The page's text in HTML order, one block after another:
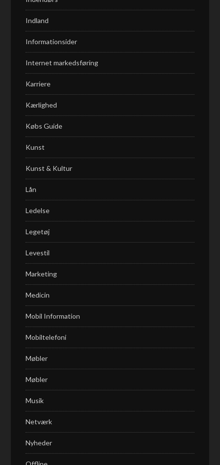
Indland
Informationsider
Internet markedsføring
Karriere
Kærlighed
Købs Guide
Kunst
Kunst & Kultur
Lån
Ledelse
Legetøj
Levestil
Marketing
Medicin
Mobil Information
Mobiltelefoni
Møbler
Møbler
Musik
Netværk
Nyheder